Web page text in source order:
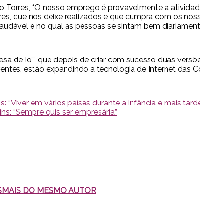
Torres, “O nosso emprego é provavelmente a
que nos deixe realizados e que cumpra com os
e no qual as pessoas se sintam bem
de IoT que depois de criar com sucesso duas
estão expandindo a tecnologia de Internet das
“Viver em vários países durante a infância e mais
“Sempre quis ser empresária”
MAIS DO MESMO AUTOR